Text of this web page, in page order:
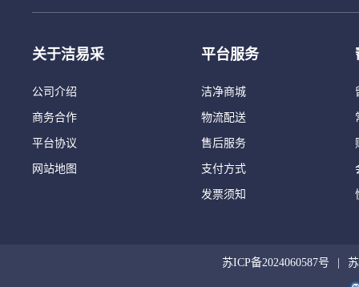
关于洁易采
公司介绍
商务合作
平台协议
网站地图
平台服务
洁净商城
物流配送
售后服务
支付方式
发票须知
苏ICP备2024060587号